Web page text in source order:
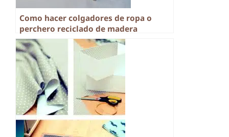
Como hacer colgadores de ropa o
perchero reciclado de madera